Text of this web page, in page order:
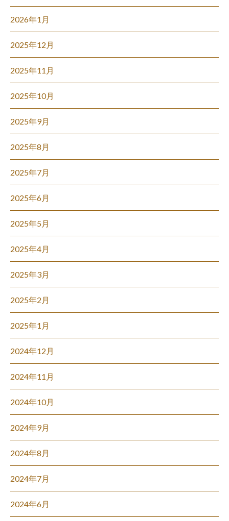
2026年1月
2025年12月
2025年11月
2025年10月
2025年9月
2025年8月
2025年7月
2025年6月
2025年5月
2025年4月
2025年3月
2025年2月
2025年1月
2024年12月
2024年11月
2024年10月
2024年9月
2024年8月
2024年7月
2024年6月